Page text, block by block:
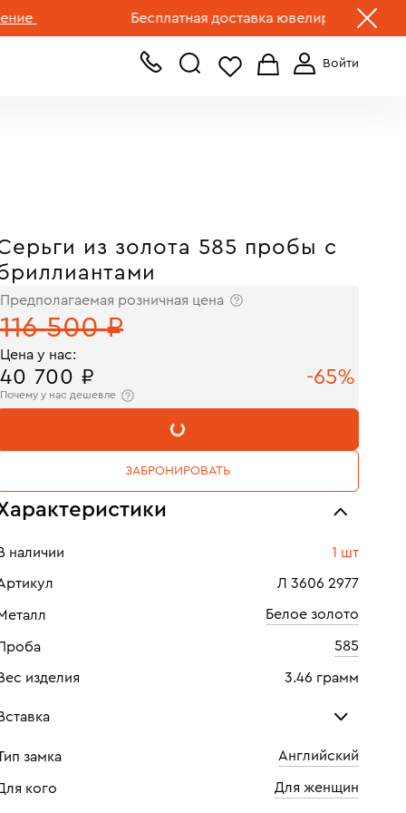
Бесплатная доставка ювелирных изделий по
+7 (499) 519-00-00
из золота 585 пробы с
Предполагаемая розничная цена
116 500 ₽
Цена у нас:
40 700 ₽ -65%
Почему у нас дешевле
В КОРЗИНУ
ЗАБРОНИРОВАТЬ
наличии 1 шт
Л 3606 2977
Белое золото
585
изделия 3.46 грамм
Бриллиант
2 шт
замка Английский
кого Для женщин